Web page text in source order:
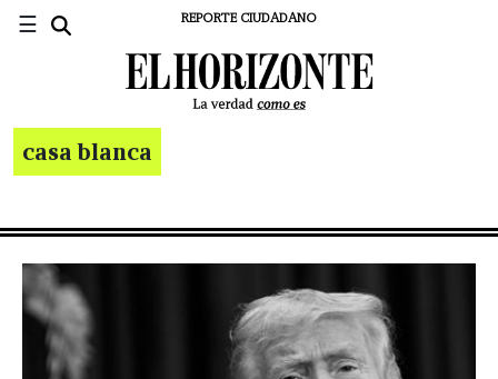
☰ REPORTE CIUDADANO
casa blanca